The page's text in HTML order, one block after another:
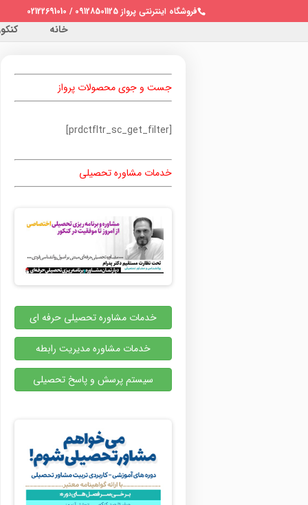
فروشگاه اینترنتی پرواز 09128501125 / 02122691010
خانه
جست و جوی محصولات پرواز
[prdctfltr_sc_get_filter]
خدمات مشاوره تحصیلی
خدمات مشاوره تحصیلی حرفه ای
خدمات مشاوره مدیریت رابطه
سیستم پرسش و پاسخ تحصیلی